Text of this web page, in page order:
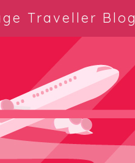
Traveller Blog